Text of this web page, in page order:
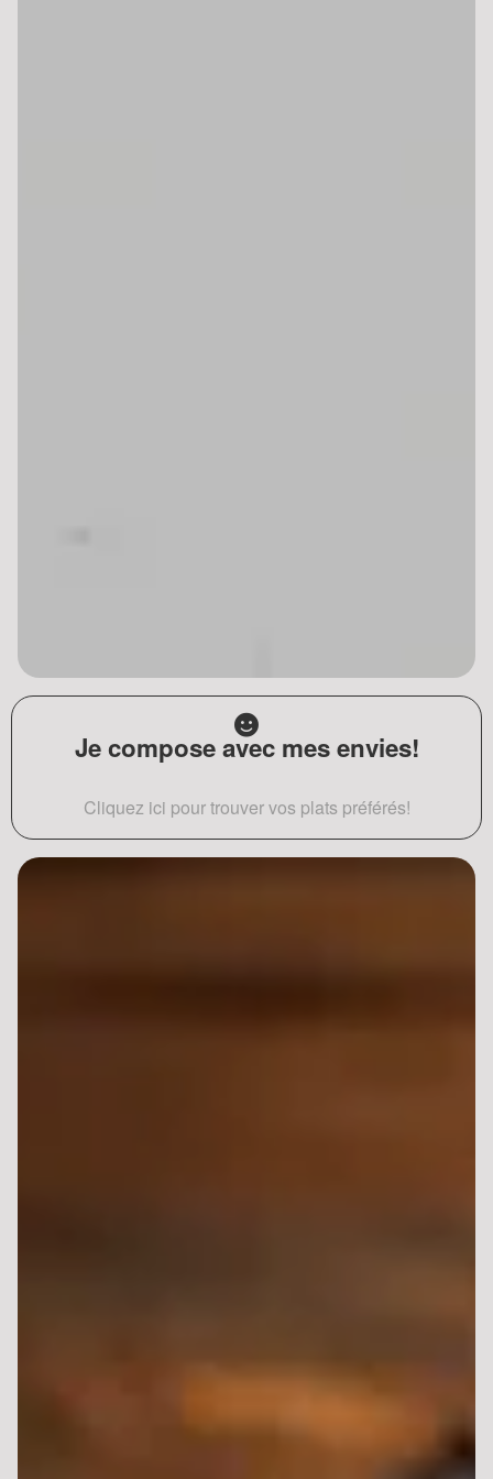
Je compose avec mes envies!
Cliquez ici pour trouver vos plats préférés!